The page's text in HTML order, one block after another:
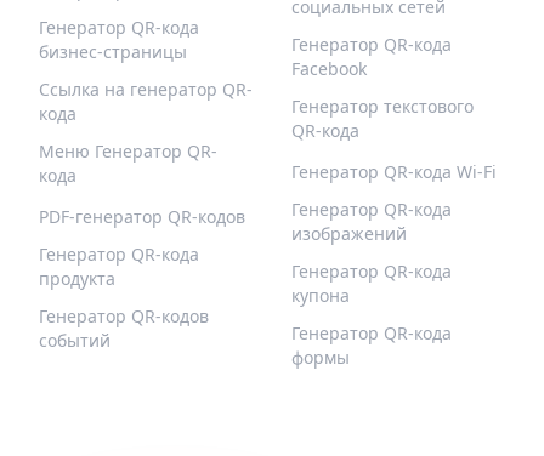
Генератор QR-кода
бизнес-страницы
Ссылка на генератор QR-
кода
Меню Генератор QR-
кода
PDF-генератор QR-кодов
Генератор QR-кода
продукта
Генератор QR-кодов
событий
социальных сетей
Генератор QR-кода
Facebook
Генератор текстового
QR-кода
Генератор QR-кода Wi-Fi
Генератор QR-кода
изображений
Генератор QR-кода
купона
Генератор QR-кода
формы